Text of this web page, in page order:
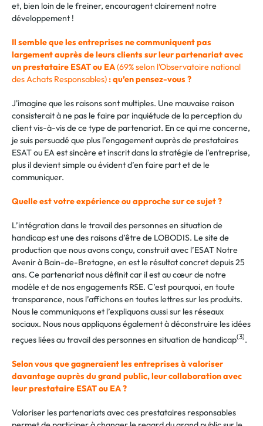
et, bien loin de le freiner, encouragent clairement notre
développement !
Il semble que les entreprises ne communiquent pas
largement auprès de leurs clients sur leur partenariat avec
un prestataire ESAT ou EA(69% selon l'Observatoire national
des Achats Responsables): qu’en pensez-vous ?
J'imagine que les raisons sont multiples. Une mauvaise raison
consisterait à ne pas le faire par inquiétude de la perception du
client vis-à-vis de ce type de partenariat. En ce qui me concerne,
je suis persuadé que plus l’engagement auprès de prestataires
ESAT ou EA est sincère et inscrit dans la stratégie de l’entreprise,
plus il devient simple ou évident d’en faire part et de le
communiquer.
Quelle est votre expérience ou approche sur ce sujet ?
L’intégration dans le travail des personnes en situation de
handicap est une des raisons d’être de LOBODIS. Le site de
production que nous avons conçu, construit avec l’ESAT Notre
Avenir à Bain-de-Bretagne, en est le résultat concret depuis 25
ans. Ce partenariat nous définit car il est au cœur de notre
modèle et de nos engagements RSE. C’est pourquoi, en toute
transparence, nous l’affichons en toutes lettres sur les produits.
Nous le communiquons et l’expliquons aussi sur les réseaux
sociaux. Nous nous appliquons également à déconstruire les idées
reçues liées au travail des personnes en situation de handicap(3).
Selon vous que gagneraient les entreprises à valoriser
davantage auprès du grand public, leur collaboration avec
leur prestataire ESAT ou EA ?
Valoriser les partenariats avec ces prestataires responsables